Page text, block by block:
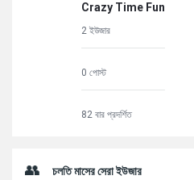
Crazy Time Fun
2 ইউজার
0 পোস্ট
82 বার প্রদর্শিত
চলতি মাসের সেরা ইউজার